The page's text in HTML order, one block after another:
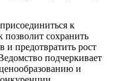
к
сохранить
и предотвратить рост
подчеркивает
и